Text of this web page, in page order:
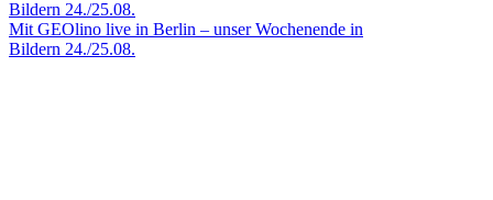
Mit GEOlino live in Berlin – unser Wochenende in
Bildern 24./25.08.